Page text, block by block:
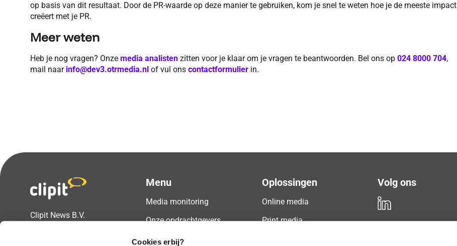
Cookies erbij?
op basis van dit resultaat. Door de PR-waarde op deze manier te gebruiken, kom je snel te weten hoe je de meeste impact
creëert met je PR.
Meer weten
Heb je nog vragen? Onze media analisten zitten voor je klaar om je vragen te beantwoorden. Bel ons op 024 8000 704,
mail naar info@dev3.otrmedia.nl of vul ons contactformulier in.
Clipit News B.V.
Menu
Media monitoring
Onze opdrachtgevers
Over ons
Oplossingen
Online media
Print media
Volg ons